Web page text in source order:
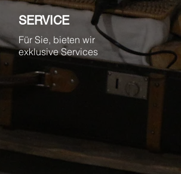
SERVICE
Für Sie, bieten wir
exklusive Services